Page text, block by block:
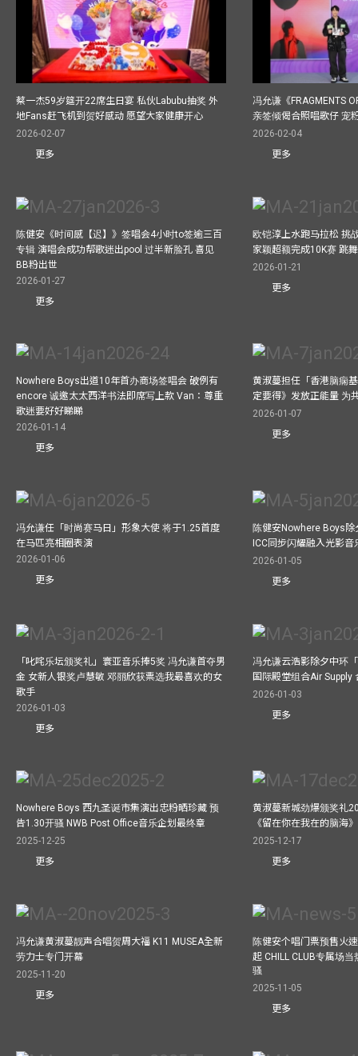
蔡一杰59岁筵开22席生日宴 私伙Labubu抽奖 外
地Fans赶飞机到贺好感动 愿望大家健康开心
2026-02-07
更多
冯允谦《FRAGMENTS
亲签倾偈合照唱歌仔 宠
2026-02-04
更多
陈健安《时间感【迟】》签唱会4小时to签逾三百
专辑 演唱会成功帮歌迷出pool 过半新脸孔 喜见
BB粉出世
2026-01-27
更多
欧铠淳上水跑马拉松 挑
家颖超额完成10K赛 跳
2026-01-21
更多
Nowhere Boys出道10年首办商场签唱会 破例有
encore 诚邀太太西洋书法即席写上款 Van：尊重
歌迷要好好睇睇
2026-01-14
更多
黄淑蔓担任「香港脑痫
定要得》发放正能量 为
2026-01-07
更多
冯允谦任「时尚赛马日」形象大使 将于1.25首度
在马匹亮相圈表演
2026-01-06
更多
陈健安Nowhere Boys
ICC同步闪耀融入光影音
2026-01-05
更多
「叱咤乐坛颁奖礼」寰亚音乐捧5奖 冯允谦首夺男
金 女新人银奖卢慧敏 邓丽欣获票选我最喜欢的女
歌手
2026-01-03
更多
冯允谦云浩影除夕中环
国际殿堂组合Air Supply
2026-01-03
更多
Nowhere Boys 西九圣诞市集演出忠粉晒珍藏 预
告1.30开骚 NWB Post Office音乐企划最终章
2025-12-25
更多
黄淑蔓新城劲爆颁奖礼
《留在你在我在的脑海
2025-12-17
更多
冯允谦黄淑蔓靓声合唱贺周大福 K11 MUSEA全新
劳力士专门开幕
2025-11-20
更多
陈健安个唱门票预售火
起 CHILL CLUB专属场
骚
2025-11-05
更多